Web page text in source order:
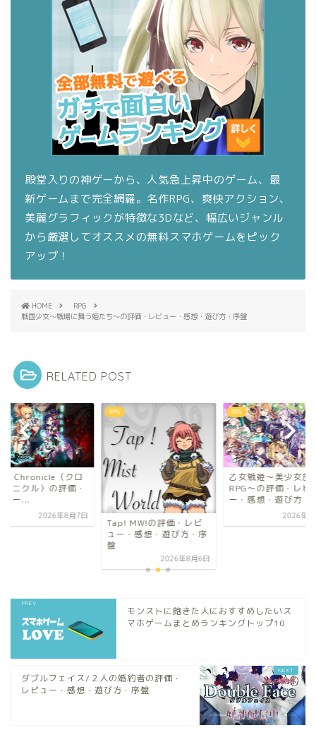
殿堂入りの神ゲーから、人気急上昇中のゲーム、最
新ゲームまで完全網羅。名作RPG、爽快アクション、
美麗グラフィックが特徴な3Dなど、幅広いジャンル
から厳選してオススメの無料スマホゲームをピック
アップ！
HOME
RPG
戦国少女～戦場に舞う姫たち～の評価・レビュー・感想・遊び方・序盤
RELATED POST
MW!の評価・レビ
RPG
乙女戦姫〜美少女放置
RPG〜の評価・レビュ
ー・感想・遊び方・序盤
2026年8月7日
RPG
Xross Chronicle（
スクロニクル）の評
レビュー...
2026年8
モンストに飽きた人におすすめしたいス
マホゲームまとめランキングトップ10
ダブルフェイス/２人の婚約者の評価・
レビュー・感想・遊び方・序盤